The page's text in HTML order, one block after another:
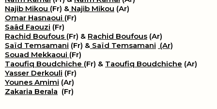
Najib Mikou (Fr) & Najib Mikou (Ar)
Omar Hasnaoui (Fr)
Saâd Faouzi (Fr)
Rachid Boufous (Fr) & Rachid Boufous (Ar)
Saïd Temsamani (Fr) & Saïd Temsamani (Ar)
Souad Mekkaoui (Fr)
Taoufiq Boudchiche (Fr) & Taoufiq Boudchiche (Ar)
Yasser Derkouli (Fr)
Younes Amimi (Ar)
Zakaria Berala (Fr)